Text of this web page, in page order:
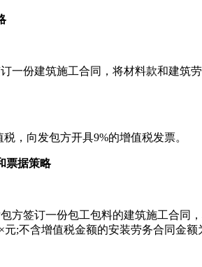
份建筑施工合同，将材料款和建筑
向发包方开具9%的增值税发票。
票据策略
签订一份包工包料的建筑施工合同
;不含增值税金额的安装劳务合同金额